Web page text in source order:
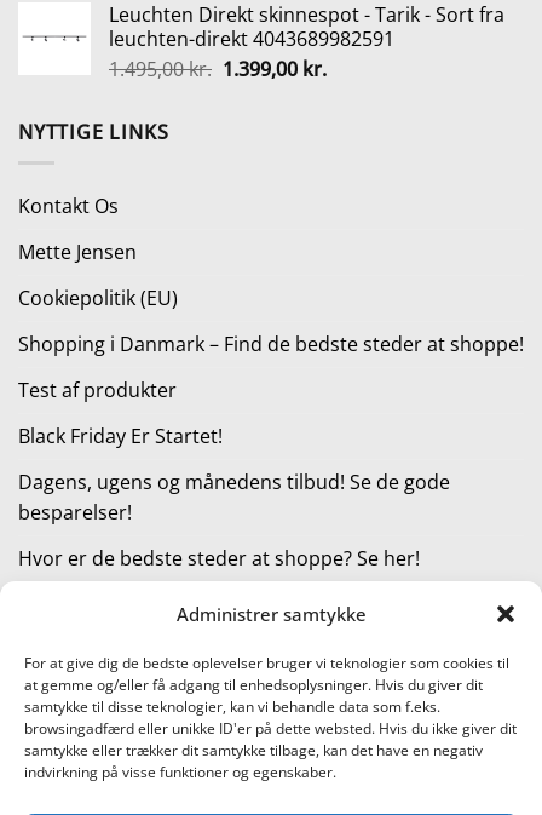
Administrer samtykke
For at give dig de bedste oplevelser bruger vi teknologier som cookies til
at gemme og/eller få adgang til enhedsoplysninger. Hvis du giver dit
samtykke til disse teknologier, kan vi behandle data som f.eks.
browsingadfærd eller unikke ID'er på dette websted. Hvis du ikke giver dit
samtykke eller trækker dit samtykke tilbage, kan det have en negativ
indvirkning på visse funktioner og egenskaber.
pris
var:
199,00 kr..
pris
er:
149,25 kr..
Leuchten Direkt skinnespot - Tarik - Sort fra
leuchten-direkt 4043689982591
1.495,00kr. Den
1.399,00 kr.Den
NYTTIGE LINKS
Kontakt Os
Mette Jensen
Cookiepolitik (EU)
Shopping i Danmark – Find de bedste steder at shoppe!
Test af produkter
Black Friday Er Startet!
Dagens, ugens og månedens tilbud! Se de gode
besparelser!
Hvor er de bedste steder at shoppe? Se her!
Kategorier